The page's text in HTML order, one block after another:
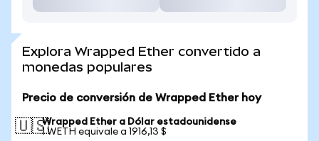
Explora Wrapped Ether convertido a
monedas populares
Precio de conversión de Wrapped Ether hoy
🇺🇸Wrapped Ether a Dólar estadounidense
1 WETH equivale a 1916,13 $